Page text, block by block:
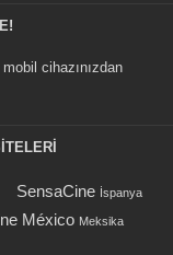
cihazınızdan
SensaCine İspanya
México Meksika